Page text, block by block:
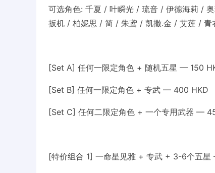
可选角色: 千夏 / 叶瞬光 / 琉音 / 伊德海莉 /
扳机 / 柏妮思 / 简 / 朱鸢 / 凯撒.金 / 艾莲 / 青
[Set A] 任何一限定角色 + 随机五星 — 150
[Set B] 任何一限定角色 + 专武 — 400 HKD
[Set C] 任何二限定角色 + 一个专用武器 —
[特价组合 1] 一命星见雅 + 专武 + 3-6个五